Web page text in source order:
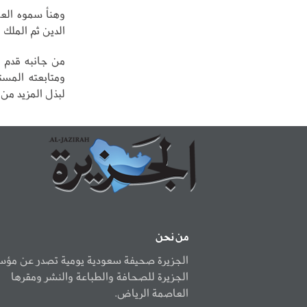
وهنأ سموه
الدين ثم
من جانبه
ومتابعته
لبذل المزيد
من نحن
الجزيرة صحيفة سعودية يومية تصدر عن
الجزيرة للصحافة والطباعة والنشر ومقرها
العاصمة الرياض.